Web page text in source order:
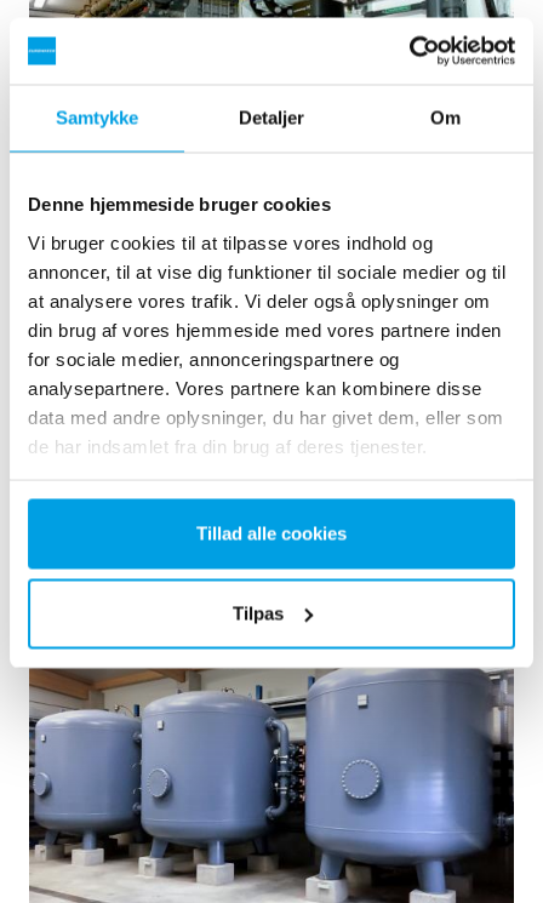
Samtykke Detaljer Om
Denne hjemmeside bruger cookies
Vi bruger cookies til at tilpasse vores indhold og
annoncer, til at vise dig funktioner til sociale medier og til
at analysere vores trafik. Vi deler også oplysninger om
din brug af vores hjemmeside med vores partnere inden
for sociale medier, annonceringspartnere og
analysepartnere. Vores partnere kan kombinere disse
data med andre oplysninger, du har givet dem, eller som
de har indsamlet fra din brug af deres tjenester.
Tillad alle cookies
Tilpas
x 40’ containere
Kunden ønskede at opgradere det eksisterende
vandbehandlingsanlæg, men havde ikke mere ledig plads
brugsstedet så meget som muligt. Det blev derfor besluttet
at bestille et vandbehandlingsanlæg indbygget i seks 40 '
containere. Installatio...
Kedelvand Mobil vandbehandling